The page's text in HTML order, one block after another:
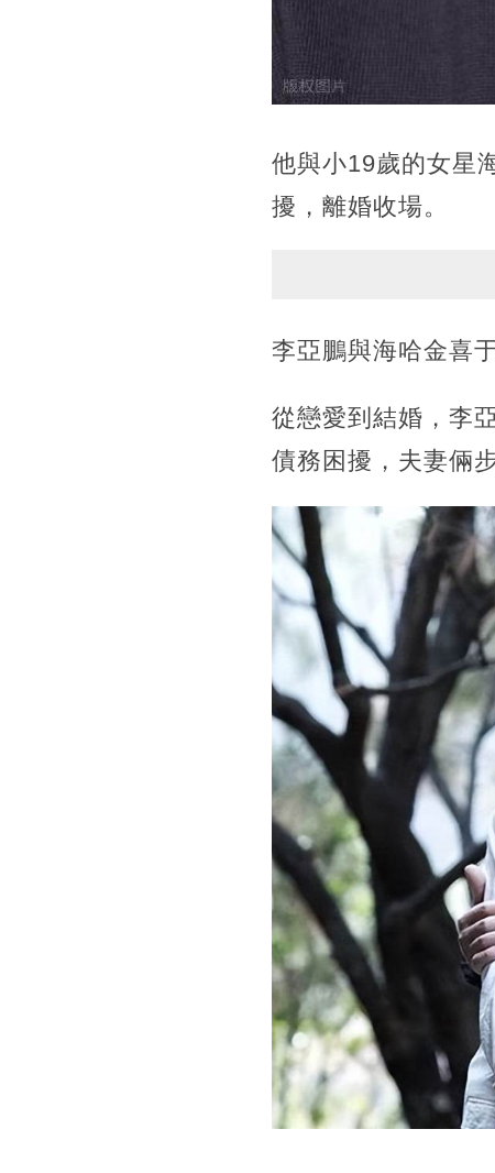
他與小19歲的女星
擾，離婚收場。
李亞鵬與海哈金喜
從戀愛到結婚，李
債務困擾，夫妻倆